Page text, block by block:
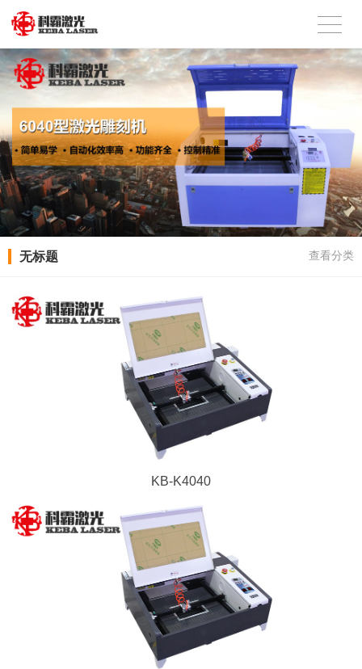
无标题 查看分类
KB-K4040